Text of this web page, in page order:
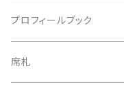
プロフィールブック
長方形タイプ
席札
プロフィールブック
長方形タイプ
席札